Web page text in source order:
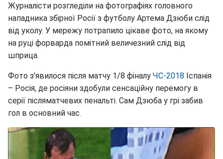
Журналісти розгледіли на фотографіях головного
нападника збірної Росії з футболу Артема Дзюби слід
від уколу. У мережу потрапило цікаве фото, на якому
на руці форварда помітний величезний слід від
шприца.
Фото з'явилося після матчу 1/8 фіналу ЧС-2018 Іспанія
– Росія, де росіяни здобули сенсаційну перемогу в
серії післяматчевих пенальті. Сам Дзюба у грі забив
гол в основний час.